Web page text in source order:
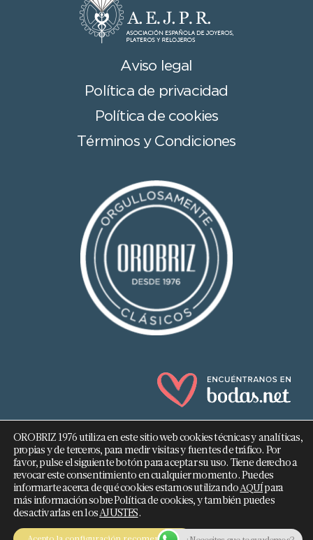
Aviso legal
Política de privacidad
Política de cookies
Términos y Condiciones
682 293 876
info@orobriz.es
OROBRIZ 1976 - 2026 ©
OROBRIZ 1976 utiliza en este sitio web cookies técnicas y analíticas,
propias y de terceros, para medir visitas y fuentes de tráfico. Por
favor, pulse el siguiente botón para aceptar su uso. Tiene derecho a
revocar este consentimiento en cualquier momento. Puedes
informarte acerca de qué cookies estamos utilizandoAQUÍpara
más información sobre Política de cookies, y también puedes
desactivarlas en losAJUSTES.